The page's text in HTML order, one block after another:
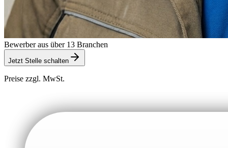
Bewerber aus über 13 Branchen
Jetzt Stelle schalten
Preise zzgl. MwSt.